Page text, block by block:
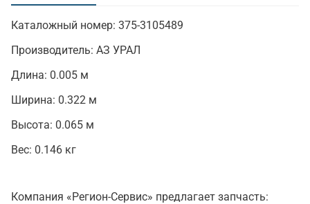
Каталожный номер: 375-3105489
Производитель: АЗ УРАЛ
Длина: 0.005 м
Ширина: 0.322 м
Высота: 0.065 м
Вес: 0.146 кг
Компания «Регион-Сервис» предлагает запчасть: